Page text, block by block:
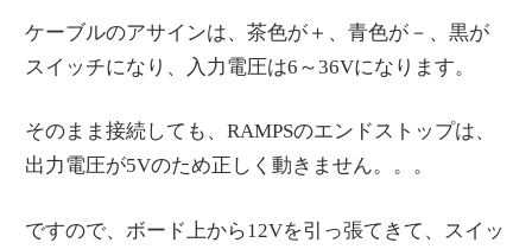
ケーブルのアサインは、茶色が＋、青色が－、黒が
スイッチになり、入力電圧は6～36Vになります。
そのまま接続しても、RAMPSのエンドストップは、
出力電圧が5Vのため正しく動きません。。。
ですので、ボード上から12Vを引っ張てきて、スイッ